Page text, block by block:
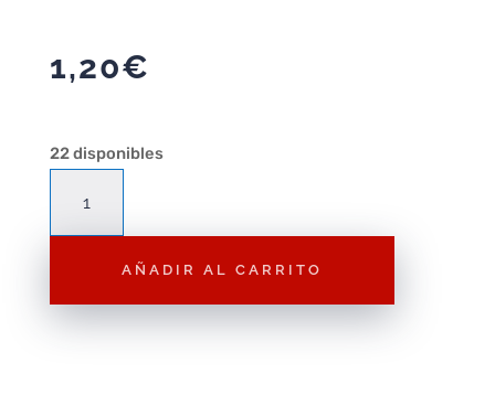
1,20€
22 disponibles
Playmobil
Ropa
AÑADIR AL CARRITO